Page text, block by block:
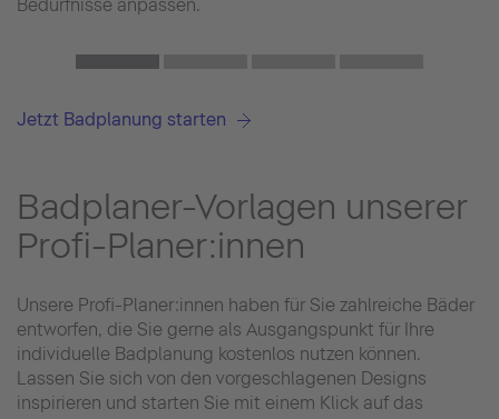
Bedürfnisse anpassen.
Jetzt Badplanung starten
Badplaner-Vorlagen unserer
Profi-Planer:innen
Unsere Profi-Planer:innen haben für Sie zahlreiche Bäder
entworfen, die Sie gerne als Ausgangspunkt für Ihre
individuelle Badplanung kostenlos nutzen können.
Lassen Sie sich von den vorgeschlagenen Designs
inspirieren und starten Sie mit einem Klick auf das